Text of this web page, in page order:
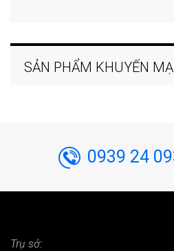
SẢN PHẨM KHUYẾN
0939 24
Trụ sở: